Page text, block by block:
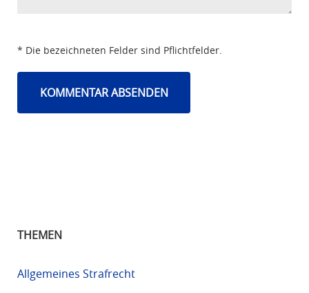
* Die bezeichneten Felder sind Pflichtfelder.
THEMEN
Allgemeines Strafrecht